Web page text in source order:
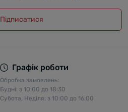
Підписатися
Графік роботи
Обробка замовлень:
Будні: з 10:00 до 18:30
Субота, Неділя: з 10:00 до 16:00